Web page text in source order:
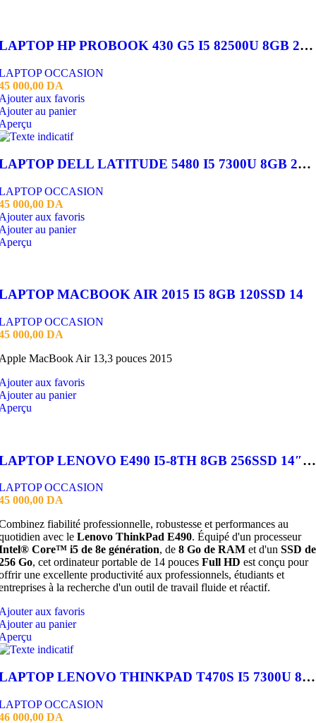
LAPTOP HP PROBOOK 430 G5 I5 82500U 8GB 256SSD
OCCASION
000,00 DA
aux favoris
au panier
LAPTOP DELL LATITUDE 5480 I5 7300U 8GB 256 SSD 14 HD
OCCASION
000,00 DA
aux favoris
au panier
MACBOOK AIR 2015 I5 8GB 120SSD 14
OCCASION
000,00 DA
MacBook Air 13,3 pouces 2015
aux favoris
au panier
LAPTOP LENOVO E490 I5-8TH 8GB 256SSD 14″FHD
OCCASION
000,00 DA
fiabilité professionnelle, robustesse et performances au
avec le Lenovo ThinkPad E490. Équipé d'un processeur
Core™ i5 de 8e génération, de 8 Go de RAM et d'un SSD de
Go, cet ordinateur portable de 14 pouces Full HD est conçu pour
une excellente productivité aux professionnels, étudiants et
à la recherche d'un outil de travail fluide et réactif.
aux favoris
au panier
LAPTOP LENOVO THINKPAD T470S I5 7300U 8GB 256 SSD 4 FHD
OCCASION
000,00 DA